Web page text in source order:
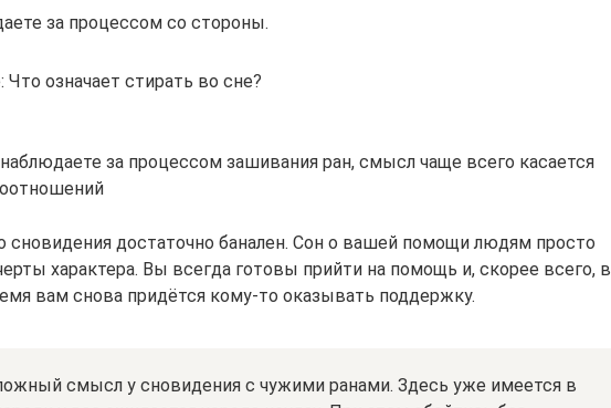
за процессом со стороны.
Что означает стирать во сне?
за процессом зашивания ран, смысл чаще всего касается
сновидения достаточно банален. Сон о вашей помощи людям просто
характера. Вы всегда готовы прийти на помощь и, скорее всего, в
вам снова придётся кому-то оказывать поддержку.
смысл у сновидения с чужими ранами. Здесь уже имеется в